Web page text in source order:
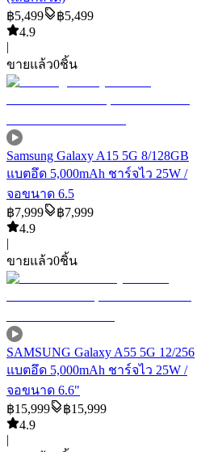
฿5,499 ฿5,499
4.9
|
ขายแล้ว0ชิ้น
Samsung Galaxy A15 5G 8/128GB
แบตอึด 5,000mAh ชาร์จไว 25W /
จอขนาด 6.5
฿7,999 ฿7,999
4.9
|
ขายแล้ว0ชิ้น
SAMSUNG Galaxy A55 5G 12/256
แบตอึด 5,000mAh ชาร์จไว 25W /
จอขนาด 6.6"
฿15,999 ฿15,999
4.9
|